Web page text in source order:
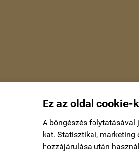
Ez az oldal cookie-
A böngészés folytatásával
kat. Statisztikai, marketing
hozzájárulása után